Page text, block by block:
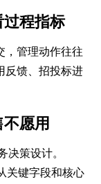
过程指标
，管理动作往往
反馈、招投标进
愿用
决策设计。
关键字段和核心